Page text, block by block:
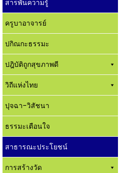
สารพันความรู้
ครูบาอาจารย์
ปกิณกะธรรมะ
ปฎิบัติถูกสุขภาพดี
วิถีแห่งไทย
ปุจฉา-วิสัชนา
ธรรมะเตือนใจ
สาธารณะประโยชน์
การสร้างวัด